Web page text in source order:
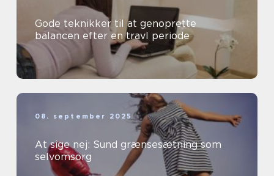
Gode teknikker til at genoprette
balancen efter en travl periode
08. september 2025
At sige nej: Sund grænsesætning som
selvomsorg